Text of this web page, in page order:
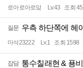
로아로아로앜 Lv.43 조회
질문 우측 하단쪽에 헤
마석23222 Lv.1 조회 1598
잡담 통수칠래현 & 푱